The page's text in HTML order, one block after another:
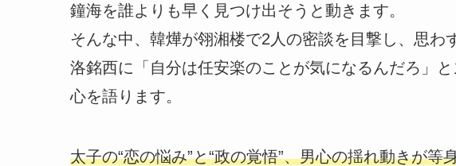
鐘海を誰よりも早く見つけ出そうと動きます。
そんな中、韓燁が翎湘楼で2人の密談を目撃し、思わ
洛銘西に「自分は任安楽のことが気になるんだろ」
心を語ります。
太子の“恋の悩み”と“政の覚悟”、男心の揺れ動きが等